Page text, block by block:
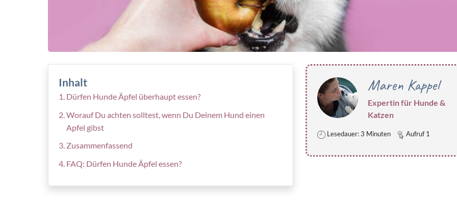
Inhalt
Dürfen Hunde Äpfel überhaupt essen?
Worauf Du achten solltest, wenn Du Deinem Hund einen
Apfel gibst
Zusammenfassend
FAQ: Dürfen Hunde Äpfel essen?
Maren Kappel
Expertin für Hunde &
Katzen
Lesedauer: 3 Minuten Aufruf 1